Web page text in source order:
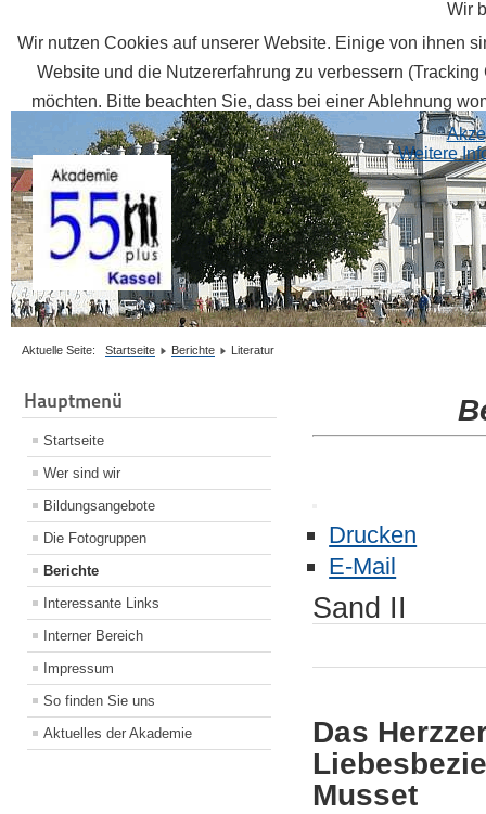
Aktuelle Seite: Startseite Berichte Literatur
Hauptmenü
Startseite
Wer sind wir
Bildungsangebote
Die Fotogruppen
Berichte
Interessante Links
Interner Bereich
Impressum
So finden Sie uns
Aktuelles der Akademie
Drucken
E-Mail
Sand II
Das
Musset
Wir
Wir nutzen Cookies auf unserer Website. Einige von ihnen
Website und die Nutzererfahrung zu verbessern
möchten. Bitte beachten Sie, dass bei einer Ablehnung
Weitere